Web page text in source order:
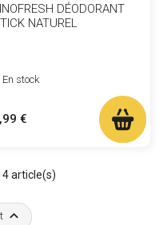
DÉODORANT
NATUREL
En stock
€
article(s)
